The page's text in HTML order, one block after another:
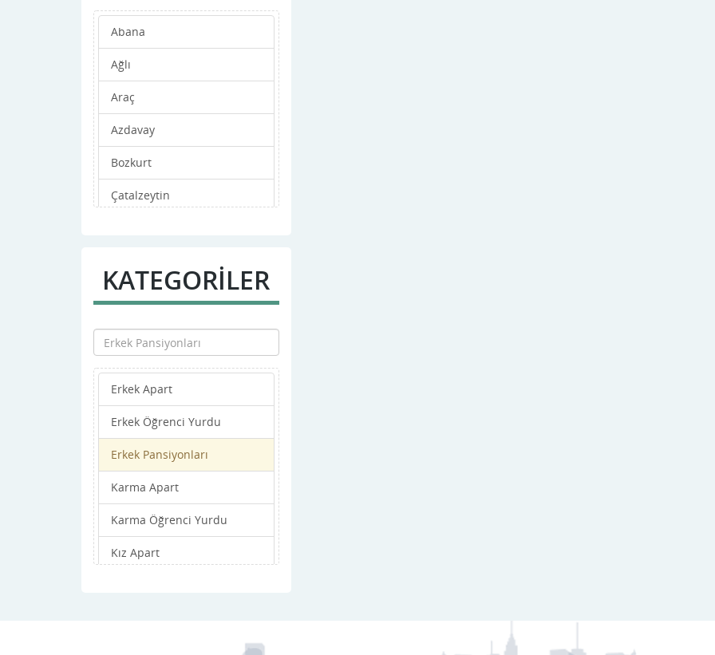
Abana
Ağlı
Araç
Azdavay
Bozkurt
Çatalzeytin
Devrekani
Doğanyurt
Hanönü
ihsangazi
inebolu
Küre
Merkez
Pınarbaşı
Şenpazar
KATEGORİLER
Erkek Apart
Erkek Öğrenci Yurdu
Erkek Pansiyonları
Karma Apart
Karma Öğrenci Yurdu
Kız Apart